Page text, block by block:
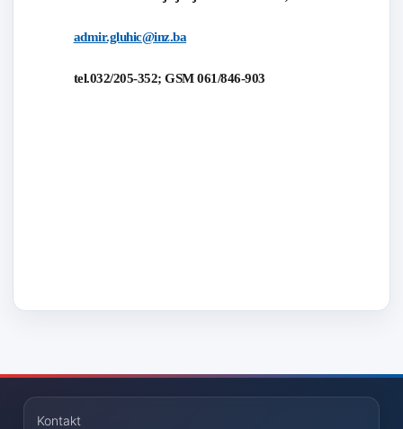
admir.gluhic@inz.ba
tel.032/205-352; GSM 061/846-903
Kontakt